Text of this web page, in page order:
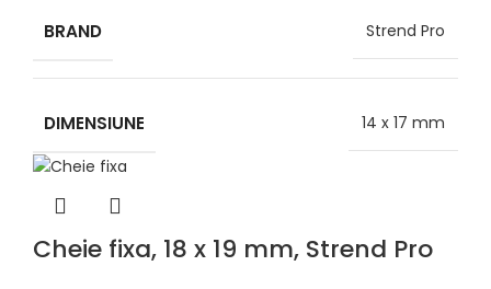
BRAND Strend Pro
DIMENSIUNE 14 x 17 mm
Cheie fixa, 18 x 19 mm, Strend Pro